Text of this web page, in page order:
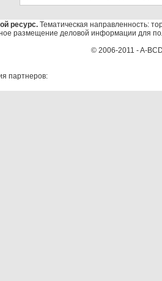
ресурс. Тематическая направленность:
размещение деловой информации для
© 2006-2011 - A-
партнеров: